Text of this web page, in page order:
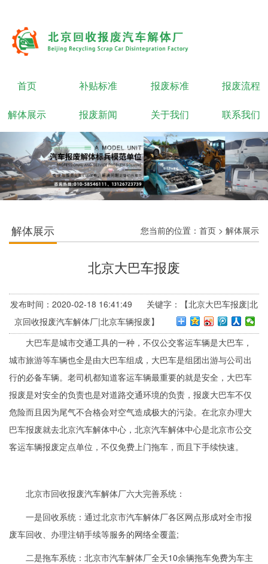
首页 补贴标准 报废标准 报废流程
解体展示 报废新闻 关于我们 联系我们
解体展示 您当前的位置： 首页 > 解体展示
北京大巴车报废
发布时间：2020-02-18 16:41:49 关键字：【北京大巴车报废|北
京回收报废汽车解体厂|北京车辆报废】
大巴车是城市交通工具的一种，不仅公交客运车辆是大巴车，
城市旅游等车辆也全是由大巴车组成，大巴车是组团出游与公司出
行的必备车辆。老司机都知道客运车辆最重要的就是安全，大巴车
报废是对安全的负责也是对道路交通环境的负责，报废大巴车不仅
危险而且因为尾气不合格会对空气造成极大的污染。在北京办理大
巴车报废就去北京汽车解体中心，北京汽车解体中心是北京市公交
客运车辆报废定点单位，不仅免费上门拖车，而且下手续快速。
北京市回收报废汽车解体厂六大完善系统：
一是回收系统：通过北京市汽车解体厂各区网点形成对全市报
废车回收、办理注销手续等服务的网络全覆盖;
二是拖车系统：北京市汽车解体厂全天10余辆拖车免费为车主